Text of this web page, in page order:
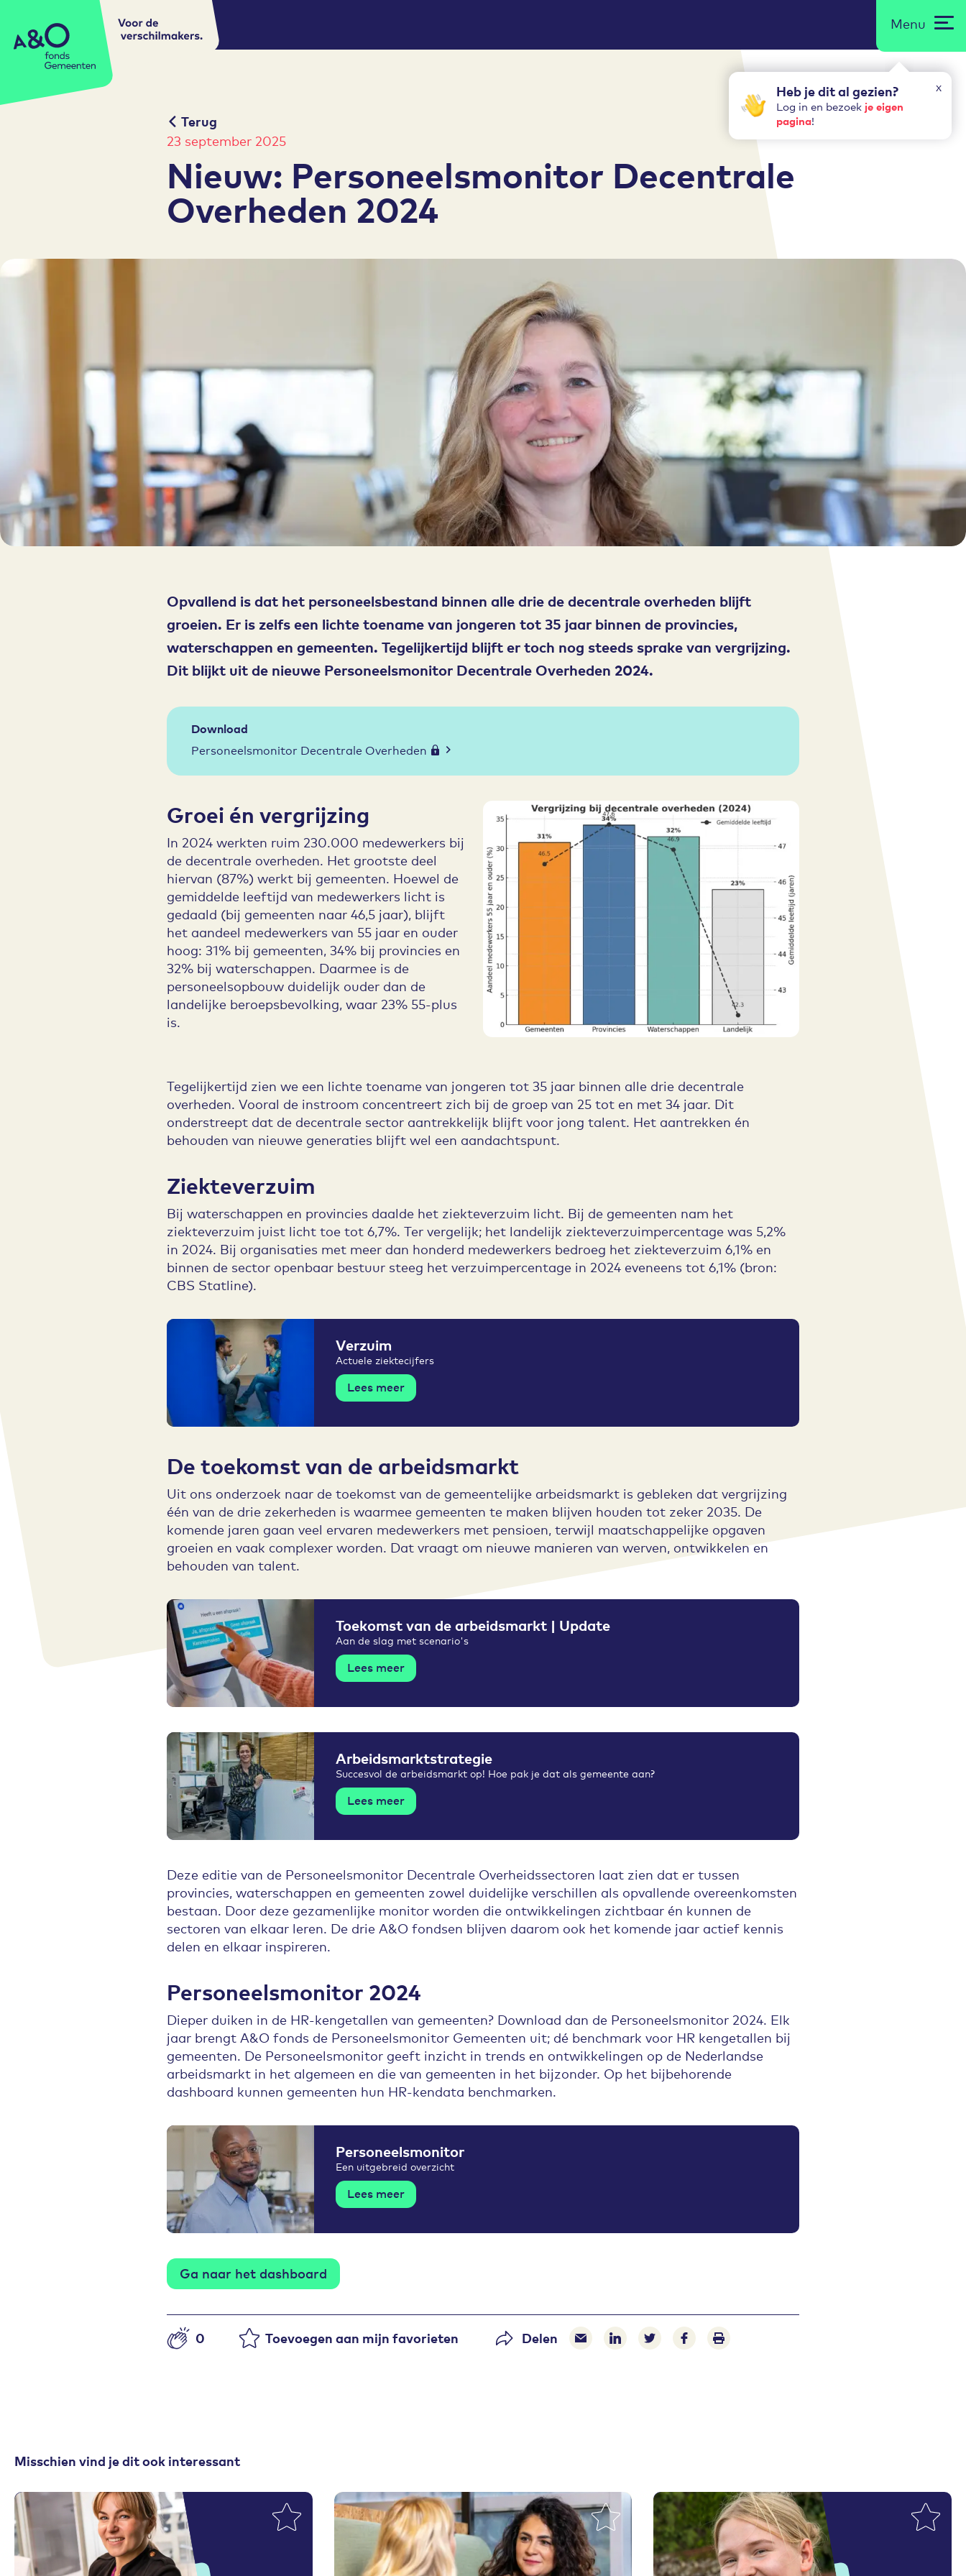
A&O fonds Gemeenten
Voor de
verschilmakers.
x
Heb je dit al gezien?
Log in en bezoek je eigen
pagina!
Menu
Terug
23 september 2025
Nieuw: Personeelsmonitor Decentrale
Overheden 2024
Opvallend is dat het personeelsbestand binnen alle drie de decentrale overheden blijft
groeien. Er is zelfs een lichte toename van jongeren tot 35 jaar binnen de provincies,
waterschappen en gemeenten. Tegelijkertijd blijft er toch nog steeds sprake van vergrijzing.
Dit blijkt uit de nieuwe Personeelsmonitor Decentrale Overheden 2024.
Download
Personeelsmonitor Decentrale Overheden
Groei én vergrijzing
In 2024 werkten ruim 230.000 medewerkers bij
de decentrale overheden. Het grootste deel
hiervan (87%) werkt bij gemeenten. Hoewel de
gemiddelde leeftijd van medewerkers licht is
gedaald (bij gemeenten naar 46,5 jaar), blijft
het aandeel medewerkers van 55 jaar en ouder
hoog: 31% bij gemeenten, 34% bij provincies en
32% bij waterschappen. Daarmee is de
personeelsopbouw duidelijk ouder dan de
landelijke beroepsbevolking, waar 23% 55-plus
is.
Tegelijkertijd zien we een lichte toename van jongeren tot 35 jaar binnen alle drie decentrale
overheden. Vooral de instroom concentreert zich bij de groep van 25 tot en met 34 jaar. Dit
onderstreept dat de decentrale sector aantrekkelijk blijft voor jong talent. Het aantrekken én
behouden van nieuwe generaties blijft wel een aandachtspunt.
Ziekteverzuim
Bij waterschappen en provincies daalde het ziekteverzuim licht. Bij de gemeenten nam het
ziekteverzuim juist licht toe tot 6,7%. Ter vergelijk; het landelijk ziekteverzuimpercentage was 5,2%
in 2024. Bij organisaties met meer dan honderd medewerkers bedroeg het ziekteverzuim 6,1% en
binnen de sector openbaar bestuur steeg het verzuimpercentage in 2024 eveneens tot 6,1% (bron:
CBS Statline).
Verzuim
Actuele ziektecijfers
Lees meer
De toekomst van de arbeidsmarkt
Uit ons onderzoek naar de toekomst van de gemeentelijke arbeidsmarkt is gebleken dat vergrijzing
één van de drie zekerheden is waarmee gemeenten te maken blijven houden tot zeker 2035. De
komende jaren gaan veel ervaren medewerkers met pensioen, terwijl maatschappelijke opgaven
groeien en vaak complexer worden. Dat vraagt om nieuwe manieren van werven, ontwikkelen en
behouden van talent.
Toekomst van de arbeidsmarkt | Update
Aan de slag met scenario's
Lees meer
Arbeidsmarktstrategie
Succesvol de arbeidsmarkt op! Hoe pak je dat als gemeente aan?
Lees meer
Deze editie van de Personeelsmonitor Decentrale Overheidssectoren laat zien dat er tussen
provincies, waterschappen en gemeenten zowel duidelijke verschillen als opvallende overeenkomsten
bestaan. Door deze gezamenlijke monitor worden die ontwikkelingen zichtbaar én kunnen de
sectoren van elkaar leren. De drie A&O fondsen blijven daarom ook het komende jaar actief kennis
delen en elkaar inspireren.
Personeelsmonitor 2024
Dieper duiken in de HR-kengetallen van gemeenten? Download dan de Personeelsmonitor 2024. Elk
jaar brengt A&O fonds de Personeelsmonitor Gemeenten uit; dé benchmark voor HR kengetallen bij
gemeenten. De Personeelsmonitor geeft inzicht in trends en ontwikkelingen op de Nederlandse
arbeidsmarkt in het algemeen en die van gemeenten in het bijzonder. Op het bijbehorende
dashboard kunnen gemeenten hun HR-kendata benchmarken.
Personeelsmonitor
Een uitgebreid overzicht
Lees meer
Ga naar het dashboard
Aantal likes
0 Toevoegen aan mijn favorieten Delen Delen via e-mail
Delen via LinkedIn
Deel op Twitter
Deel op Facebook
Print pagina
Misschien vind je dit ook interessant